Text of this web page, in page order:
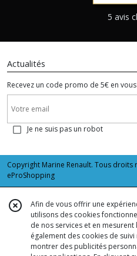
5 avis
Actualités
Recevez un code promo de 5€ en
Je ne suis pas un robot
Copyright Marine Renault. Tous droits
eProShopping
Afin de vous offrir une
utilisons des cookies
de nos services et en mesurent
également des cookies de
montrer des publicités